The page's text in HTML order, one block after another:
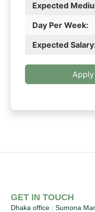
Expected
Day Per Week:
Expected
GET IN TOUCH
Dhaka office : Sumona